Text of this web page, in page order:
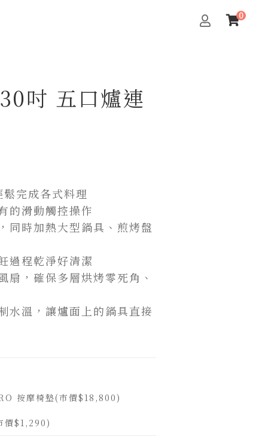
吋 五口爐連
完成各式料理
的滑動觸控操作
同時加熱大型鍋具、煎烤盤
過程乾淨好清潔
扇，確保多層烘烤零死角、
水溫，讓爐面上的鍋具直接
按摩椅墊(市價$18,800)
價$1,290)